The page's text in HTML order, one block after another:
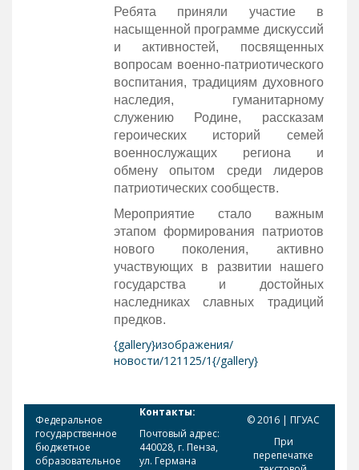
Ребята приняли участие в
насыщенной программе дискуссий
и активностей, посвященных
вопросам военно-патриотического
воспитания, традициям духовного
наследия, гуманитарному
служению Родине, рассказам
героических историй семей
военнослужащих региона и
обмену опытом среди лидеров
патриотических сообществ.
Мероприятие стало важным
этапом формирования патриотов
нового поколения, активно
участвующих в развитии нашего
государства и достойных
наследниках славных традиций
предков.
{gallery}изображения/
новости/121125/1{/gallery}
Федеральное
государственное
бюджетное
образовательное
Контакты:
Почтовый адрес:
440028, г. Пенза,
ул. Германа
© 2016 | ПГУАС
При
перепечатке